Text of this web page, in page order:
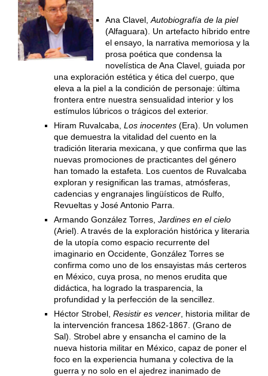
Ana Clavel, Autobiografía de la piel
(Alfaguara). Un artefacto híbrido entre
el ensayo, la narrativa memoriosa y la
prosa poética que condensa la
novelística de Ana Clavel, guiada por
una exploración estética y ética del cuerpo, que
eleva a la piel a la condición de personaje: última
frontera entre nuestra sensualidad interior y los
estímulos lúbricos o trágicos del exterior.
Hiram Ruvalcaba, Los inocentes(Era). Un volumen
que demuestra la vitalidad del cuento en la
tradición literaria mexicana, y que confirma que las
nuevas promociones de practicantes del género
han tomado la estafeta. Los cuentos de Ruvalcaba
exploran y resignifican las tramas, atmósferas,
cadencias y engranajes lingüísticos de Rulfo,
Revueltas y José Antonio Parra.
Armando González Torres, Jardines en el cielo
(Ariel). A través de la exploración histórica y literaria
de la utopía como espacio recurrente del
imaginario en Occidente, González Torres se
confirma como uno de los ensayistas más certeros
en México, cuya prosa, no menos erudita que
didáctica, ha logrado la trasparencia, la
profundidad y la perfección de la sencillez.
Héctor Strobel, Resistir es vencer, historia militar de
la intervención francesa 1862-1867. (Grano de
Sal). Strobel abre y ensancha el camino de la
nueva historia militar en México, capaz de poner el
foco en la experiencia humana y colectiva de la
guerra y no solo en el ajedrez inanimado de